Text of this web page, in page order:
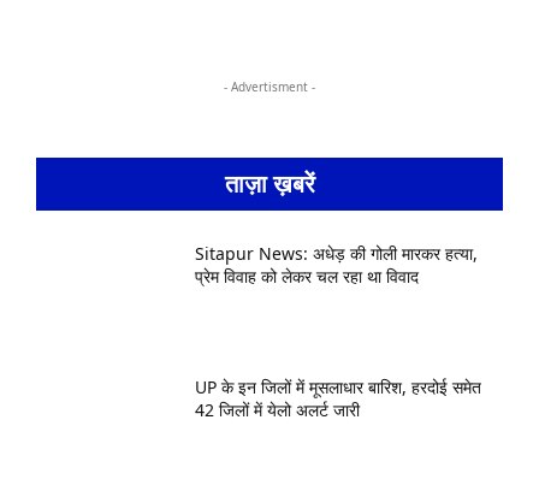
- Advertisment -
ताज़ा ख़बरें
Sitapur News: अधेड़ की गोली मारकर हत्या,
प्रेम विवाह को लेकर चल रहा था विवाद
UP के इन जिलों में मूसलाधार बारिश, हरदोई समेत
42 जिलों में येलो अलर्ट जारी